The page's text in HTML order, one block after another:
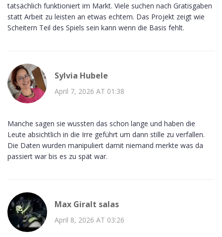
tatsächlich funktioniert im Markt. Viele suchen nach Gratisgaben
statt Arbeit zu leisten an etwas echtem. Das Projekt zeigt wie
Scheitern Teil des Spiels sein kann wenn die Basis fehlt.
Sylvia Hubele
April 7, 2026 AT 01:38
Manche sagen sie wussten das schon lange und haben die
Leute absichtlich in die Irre geführt um dann stille zu verfallen.
Die Daten wurden manipuliert damit niemand merkte was da
passiert war bis es zu spät war.
Max Giralt salas
April 8, 2026 AT 03:26